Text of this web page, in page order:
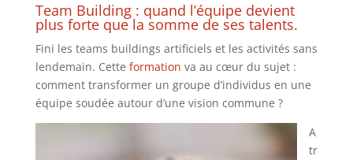
Team Building : quand l’équipe devient
plus forte que la somme de ses talents.
Fini les teams buildings artificiels et les activités sans
lendemain. Cette formation va au cœur du sujet :
comment transformer un groupe d’individus en une
équipe soudée autour d’une vision commune ?
A
tr